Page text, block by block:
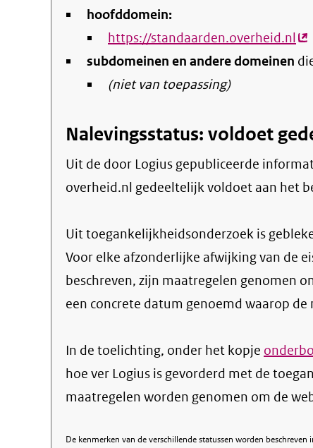
hoofddomein:
https://standaarden.overheid.nl
subdomeinen en andere domeinen
(niet van toepassing)
Nalevingsstatus: voldoet
Uit de door Logius gepubliceerde informatie blijkt dat de website Standaarden
overheid.nl gedeeltelijk voldoet aan het
Uit toegankelijkheidsonderzoek is
Voor elke afzonderlijke afwijking van de
beschreven, zijn maatregelen genomen
een concrete datum genoemd waarop
In de toelichting, onder het kopje
hoe ver Logius is gevorderd met de
maatregelen worden genomen om de
De kenmerken van de verschillende statussen worden